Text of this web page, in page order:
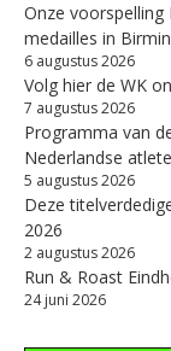
Onze voorspelling
medailles in
6 augustus 2026
Volg hier de WK
7 augustus 2026
Programma van
Nederlandse
5 augustus 2026
Deze
2026
2 augustus 2026
Run & Roast
24 juni 2026